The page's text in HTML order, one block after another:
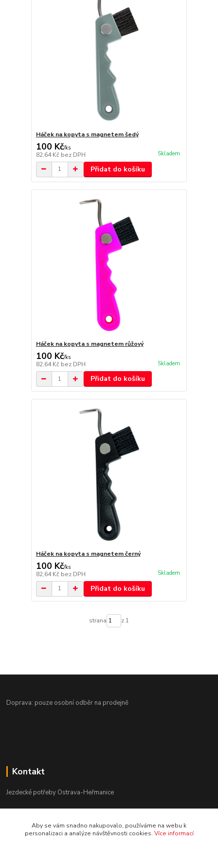
Háček na kopyta s magnetem šedý
100 Kč/ks
82,64 Kč bez DPH Skladem
Přidat do košíku
Háček na kopyta s magnetem růžový
100 Kč/ks
82,64 Kč bez DPH Skladem
Přidat do košíku
Háček na kopyta s magnetem černý
100 Kč/ks
82,64 Kč bez DPH Skladem
Přidat do košíku
strana z 1
Doprava: pouze osobní odběr na prodejně
Kontakt
Jezdecké potřeby Ostrava-Heřmanice
Po-Pá 9:30 - 17:30
Aby se vám snadno nakupovalo, používáme na webu k
personalizaci a analýze návštěvnosti cookies. Více informací